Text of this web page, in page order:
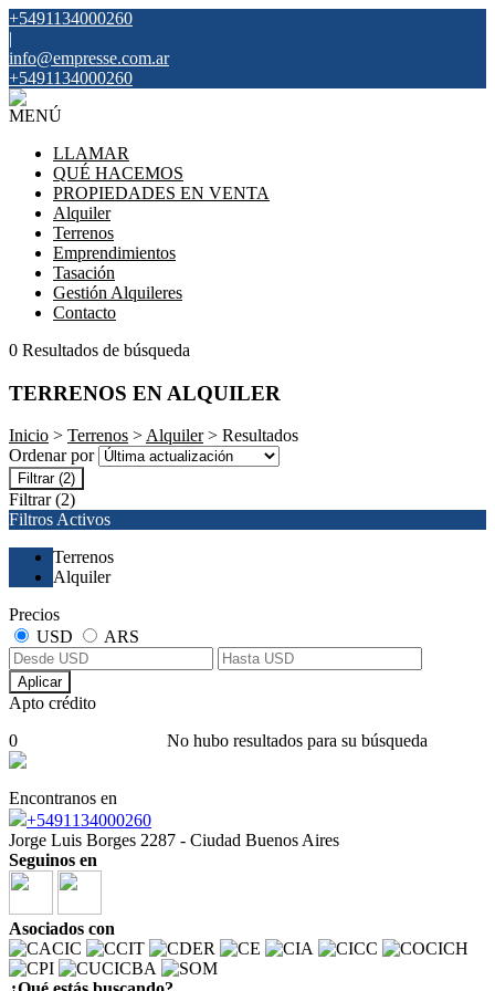
+5491134000260
|
info@empresse.com.ar
+5491134000260
MENÚ
LLAMAR
QUÉ HACEMOS
PROPIEDADES EN VENTA
Alquiler
Terrenos
Emprendimientos
Tasación
Gestión Alquileres
Contacto
0 Resultados de búsqueda
TERRENOS EN ALQUILER
Inicio > Terrenos >Alquiler> Resultados
Ordenar por
Filtrar (2)
Filtrar (2)
Filtros Activos
Terrenos
Alquiler
Precios
USD
ARS
Aplicar
Apto crédito
No hubo resultados para su búsqueda
0
Encontranos en
+5491134000260
Jorge Luis Borges 2287 - Ciudad Buenos Aires
Seguinos en
Asociados con